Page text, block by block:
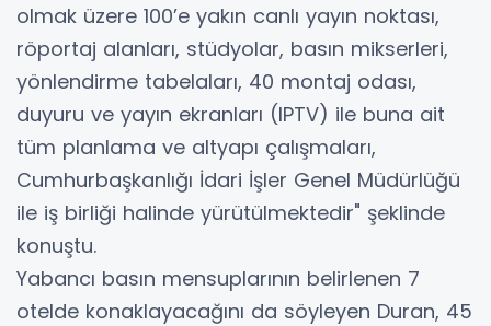
olmak üzere 100’e yakın canlı yayın noktası,
röportaj alanları, stüdyolar, basın mikserleri,
yönlendirme tabelaları, 40 montaj odası,
duyuru ve yayın ekranları (IPTV) ile buna ait
tüm planlama ve altyapı çalışmaları,
Cumhurbaşkanlığı İdari İşler Genel Müdürlüğü
ile iş birliği halinde yürütülmektedir" şeklinde
konuştu.
Yabancı basın mensuplarının belirlenen 7
otelde konaklayacağını da söyleyen Duran, 45